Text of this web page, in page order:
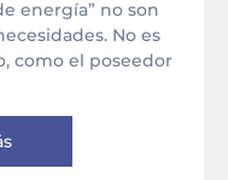
energía” no son
No es
como el poseedor